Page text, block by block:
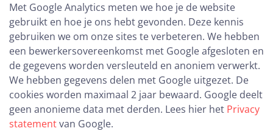
Met Google Analytics meten we hoe je de website
gebruikt en hoe je ons hebt gevonden. Deze kennis
gebruiken we om onze sites te verbeteren. We hebben
een bewerkersovereenkomst met Google afgesloten en
de gegevens worden versleuteld en anoniem verwerkt.
We hebben gegevens delen met Google uitgezet. De
cookies worden maximaal 2 jaar bewaard. Google deelt
geen anonieme data met derden. Lees hier het Privacy
statementvan Google.